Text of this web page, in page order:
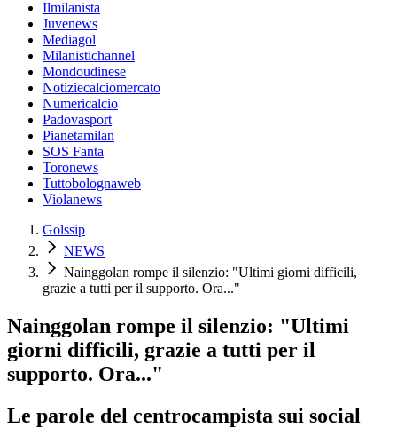
Ilmilanista
Juvenews
Mediagol
Milanistichannel
Mondoudinese
Notiziecalciomercato
Numericalcio
Padovasport
Pianetamilan
SOS Fanta
Toronews
Tuttobolognaweb
Violanews
Golssip
NEWS
Nainggolan rompe il silenzio: "Ultimi giorni difficili,
grazie a tutti per il supporto. Ora..."
Nainggolan rompe il silenzio: "Ultimi
giorni difficili, grazie a tutti per il
supporto. Ora..."
Le parole del centrocampista sui social